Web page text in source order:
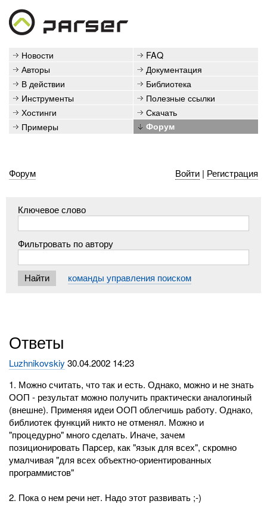
Новости
FAQ
Авторы
Документация
В действии
Библиотека
Инструменты
Полезные ссылки
Хостинги
Скачать
Примеры
Форум
Форум Войти| Регистрация
Ключевое слово
Фильтровать по автору
команды управления поиском
Ответы
Luzhnikovskiy 30.04.2002 14:23
1. Можно считать, что так и есть. Однако, можно и не знать
ООП - результат можно получить практически аналогиный
(внешне). Применяя идеи ООП облегчишь работу. Однако,
библиотек функций никто не отменял. Можно и
"процедурно" много сделать. Иначе, зачем
позиционировать Парсер, как "язык для всех", скромно
умалчивая "для всех объектно-ориентированных
программистов"
2. Пока о нем речи нет. Надо этот развивать ;-)